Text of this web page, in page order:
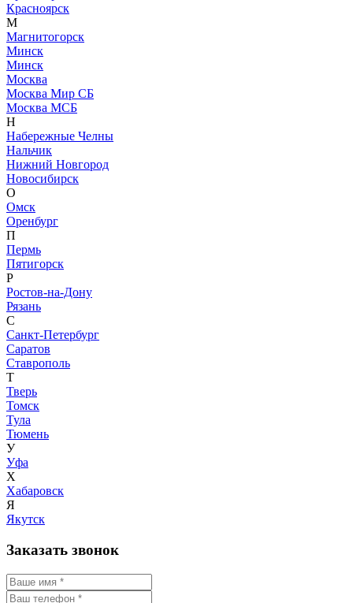
Красноярск
М
Магнитогорск
Минск
Минск
Москва
Москва Мир СБ
Москва МСБ
Н
Набережные Челны
Нальчик
Нижний Новгород
Новосибирск
О
Омск
Оренбург
П
Пермь
Пятигорск
Р
Ростов-на-Дону
Рязань
С
Санкт-Петербург
Саратов
Ставрополь
Т
Тверь
Томск
Тула
Тюмень
У
Уфа
Х
Хабаровск
Я
Якутск
Заказать звонок